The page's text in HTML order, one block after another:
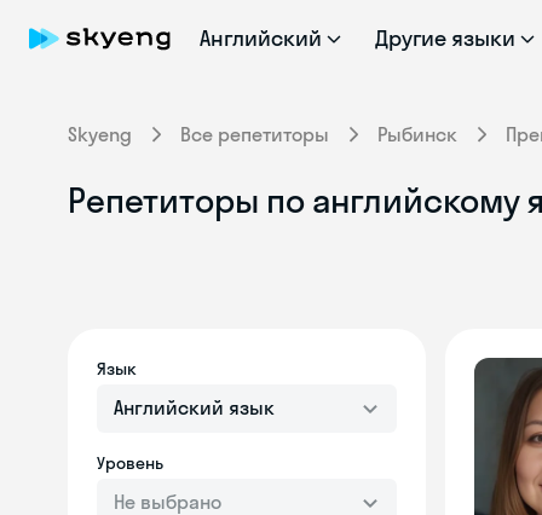
Английский Другие языки
Skyeng Все репетиторы Рыбинск
Репетиторы по
Язык
Английский язык
Уровень
Не выбрано